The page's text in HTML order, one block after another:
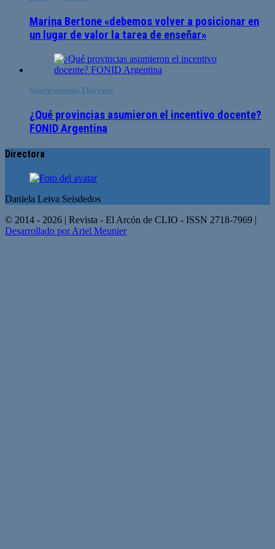
Marina Bertone «debemos volver a posicionar en
un lugar de valor la tarea de enseñar»
Sindicalismo Docente
¿Qué provincias asumieron el incentivo docente?
FONID Argentina
Directora
Daniela Leiva Seisdedos
© 2014 - 2026 | Revista - El Arcón de CLIO - ISSN 2718-7969 |
Desarrollado por Ariel Meunier